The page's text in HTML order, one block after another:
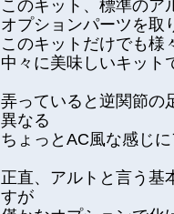
このキット、標準のア
オプションパーツを取
このキットだけでも様
中々に美味しいキット
弄っていると逆関節の
異なる
ちょっとAC風な感じ
正直、アルトと言う基
すが